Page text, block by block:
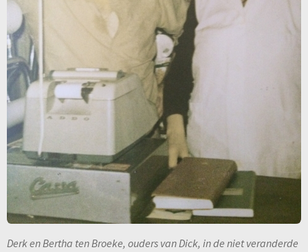
Derk en Bertha ten Broeke, ouders van Dick, in de niet veranderde